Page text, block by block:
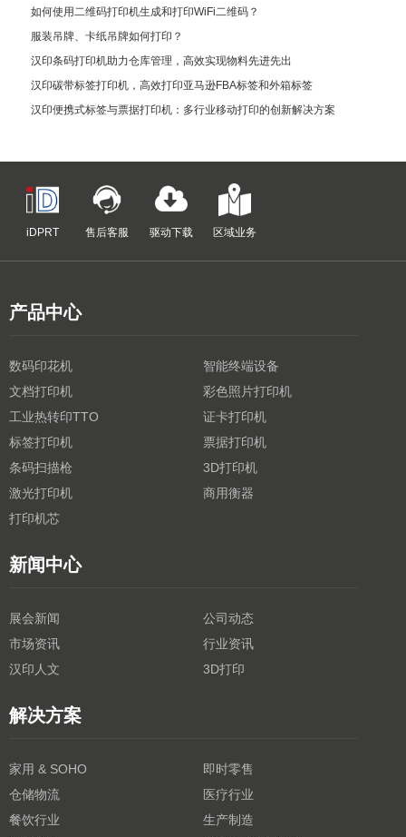
如何使用二维码打印机生成和打印WiFi二维码？
服装吊牌、卡纸吊牌如何打印？
汉印条码打印机助力仓库管理，高效实现物料先进先出
汉印碳带标签打印机，高效打印亚马逊FBA标签和外箱标签
汉印便携式标签与票据打印机：多行业移动打印的创新解决方案
iDPRT 售后客服 驱动下载 区域业务
产品中心
数码印花机
智能终端设备
文档打印机
彩色照片打印机
工业热转印TTO
证卡打印机
标签打印机
票据打印机
条码扫描枪
3D打印机
激光打印机
商用衡器
打印机芯
新闻中心
展会新闻
公司动态
市场资讯
行业资讯
汉印人文
3D打印
解决方案
家用 & SOHO
即时零售
仓储物流
医疗行业
餐饮行业
生产制造